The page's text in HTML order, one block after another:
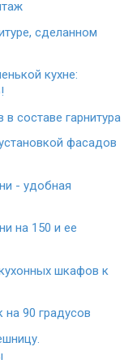
сделанном
кухне:
составе гарнитура
фасадов
- удобная
на 150 и ее
шкафов к
на 90 градусов